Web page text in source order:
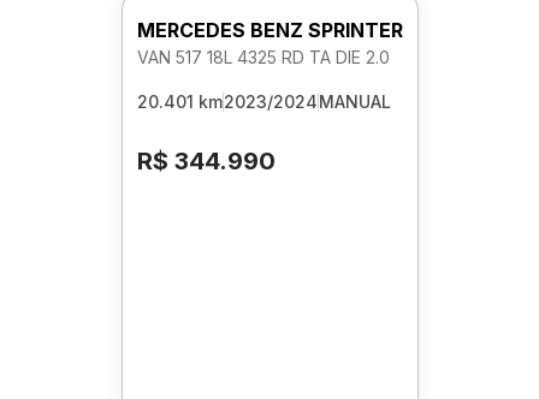
MERCEDES BENZ SPRINTER
VAN 517 18L 4325 RD TA DIE 2.0
20.401 km2023/2024MANUAL
R$ 344.990